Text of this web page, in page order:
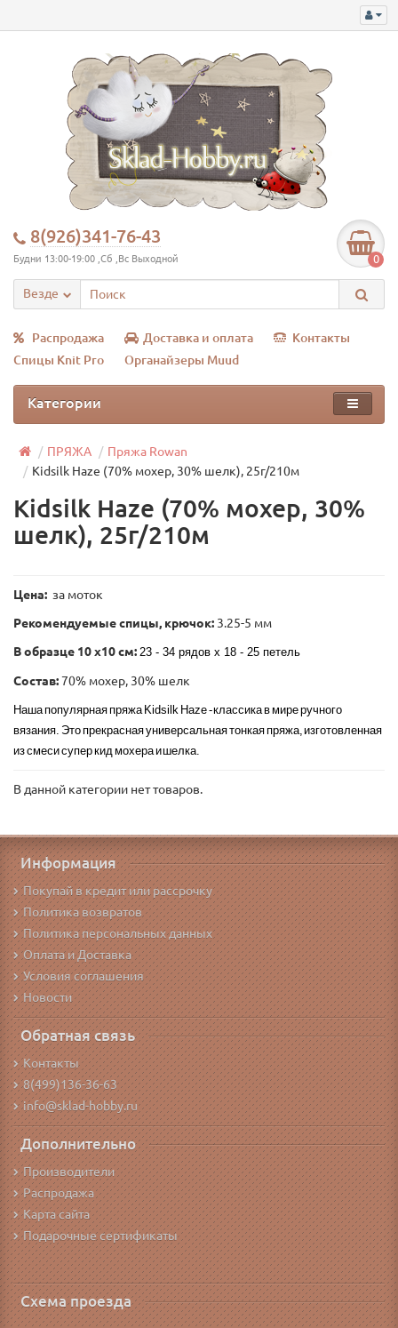
8(926)341-76-43
Будни 13:00-19:00 ,Сб ,Вс Выходной 0
Везде
Распродажа Доставка и оплата
Контакты
Спицы Knit Pro
Органайзеры Muud
Категории
ПРЯЖА
Пряжа Rowan
Kidsilk Haze (70% мохер, 30% шелк), 25г/210м
Kidsilk Haze (70% мохер, 30%
шелк), 25г/210м
Цена: за моток
Рекомендуемые спицы, крючок: 3.25-5 мм
В образце 10 x10 см: 23 - 34 рядов х 18 - 25 петель
Состав:70% мохер, 30% шелк
Наша популярная пряжа Kidsilk Haze - классика в мире ручного
вязания. Это прекрасная универсальная тонкая пряжа, изготовленная
из смеси супер кид мохера и шелка.
В данной категории нет товаров.
Информация
Покупай в кредит или рассрочку
Политика возвратов
Политика персональных данных
Оплата и Доставка
Условия соглашения
Новости
Обратная связь
Контакты
8(499)136-36-63
info@sklad-hobby.ru
Дополнительно
Производители
Распродажа
Карта сайта
Подарочные сертификаты
Схема проезда